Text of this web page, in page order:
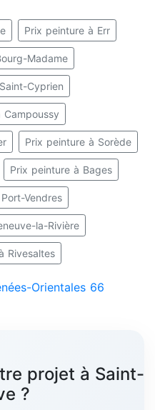
Prix peinture à Err
Madame
Cyprien
Prix peinture à Sorède
Prix peinture à Bages
Vendres
la-Rivière
Rivesaltes
Orientales 66
projet à Saint-
?